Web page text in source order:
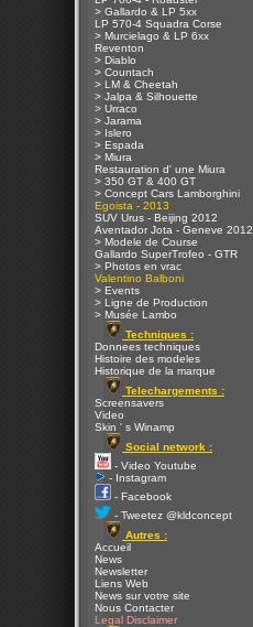
> Gallardo & LP 5xx
LP 570-4 Squadra Corse
> Murcielago & LP 6xx
Reventon
> Diablo
> Countach
> LM & Cheetah
> Jalpa & Silhouette
> Urraco
> Jarama
> Islero
> Espada
> Miura
Restauration d' une Miura
> 350 GT & 400 GT
> Concept Cars Lamborghini
Egoista - 2013
SUV Urus - Beijing 2012
Aventador Jota - Geneve 2012
> Modele de Course
Gallardo SuperTrofeo - GTR
> Photos en vrac
Valentino Balboni
> Events
> Ligne de Production
> Musée Lambo
Techniques :
Donnees techniques
Histoire des modeles
Historique de la marque
Telechargements :
Screensavers
Video
Skin ' s Winamp
Social network :
- Video Youtube
- Instagram
- Facebook
- Tweetez @kldconcept
Autres :
Accueil
News
Newsletter
Liens Web
News sur votre site
Nous Contacter
Legal Disclaimer